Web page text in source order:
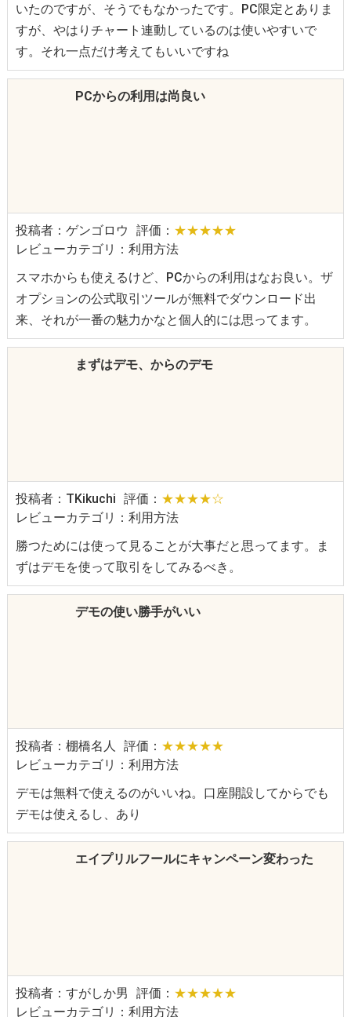
いたのですが、そうでもなかったです。PC限定とありま
すが、やはりチャート連動しているのは使いやすいで
す。それ一点だけ考えてもいいですね
PCからの利用は尚良い
投稿者：ゲンゴロウ 評価： ★★★★★
レビューカテゴリ：利用方法
スマホからも使えるけど、PCからの利用はなお良い。ザ
オプションの公式取引ツールが無料でダウンロード出
来、それが一番の魅力かなと個人的には思ってます。
まずはデモ、からのデモ
投稿者：TKikuchi 評価： ★★★★☆
レビューカテゴリ：利用方法
勝つためには使って見ることが大事だと思ってます。ま
ずはデモを使って取引をしてみるべき。
デモの使い勝手がいい
投稿者：棚橋名人 評価： ★★★★★
レビューカテゴリ：利用方法
デモは無料で使えるのがいいね。口座開設してからでも
デモは使えるし、あり
エイプリルフールにキャンペーン変わった
投稿者：すがしか男 評価： ★★★★★
レビューカテゴリ：利用方法